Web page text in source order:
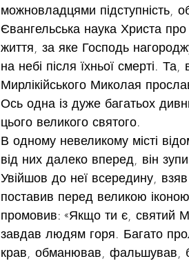
можновладцями підступність,
Євангельська наука Христа
життя, за яке Господь
на небі після їхньої смерті.
Мирлікійського Миколая
Ось одна із дуже багатьох
цього великого святого.
В одному невеликому місті
від них далеко вперед, він
Увійшов до неї всередину,
поставив перед великою
промовив: «Якщо ти є, святий
завдав людям горя. Багато
крав, обманював, фальшував,